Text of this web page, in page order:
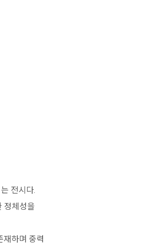
전시다.
정체성을
재하며 중력